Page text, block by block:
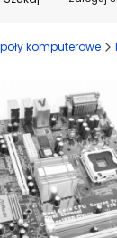
komputerowe